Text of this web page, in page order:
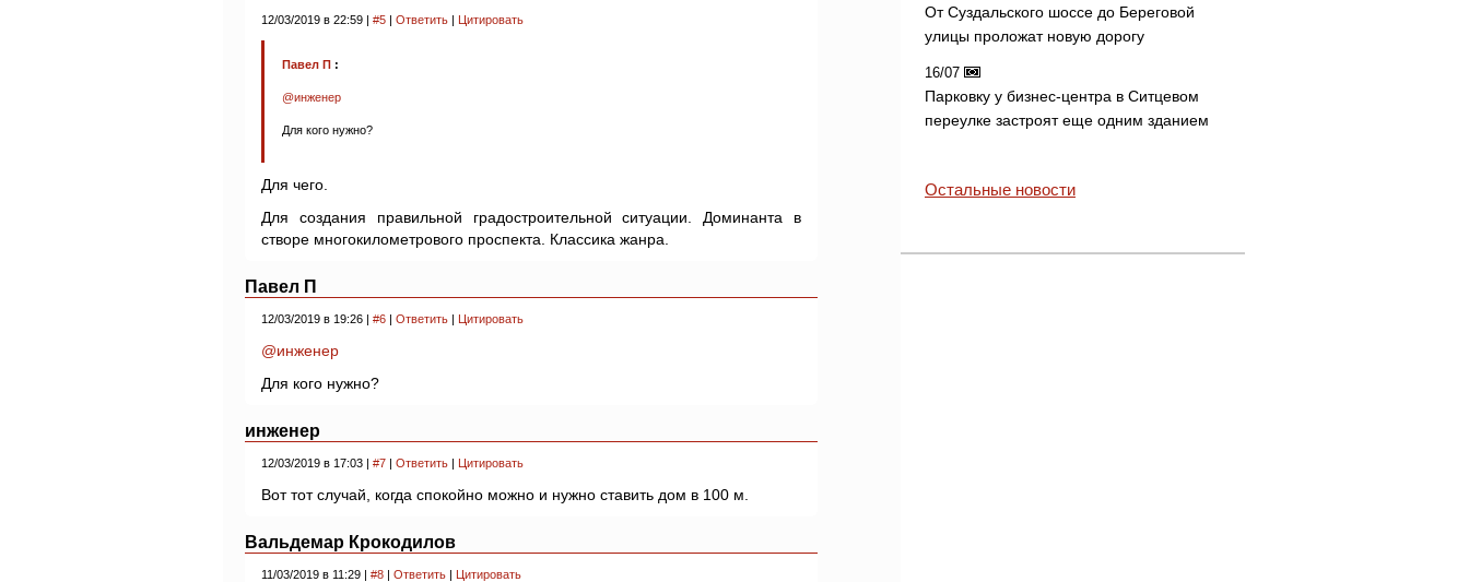
12/03/2019 в 22:59 | #5 | Ответить | Цитировать
Павел П :
@инженер
Для кого нужно?
Для чего.
Для создания правильной градостроительной ситуации. Доминанта в
створе многокилометрового проспекта. Классика жанра.
Павел П
12/03/2019 в 19:26 | #6 | Ответить | Цитировать
@инженер
Для кого нужно?
инженер
12/03/2019 в 17:03 | #7 | Ответить | Цитировать
Вот тот случай, когда спокойно можно и нужно ставить дом в 100 м.
Вальдемар Крокодилов
11/03/2019 в 11:29 | #8 | Ответить | Цитировать
От Суздальского шоссе до Береговой
улицы проложат новую дорогу
16/07
Парковку у бизнес-центра в Ситцевом
переулке застроят еще одним зданием
Остальные новости